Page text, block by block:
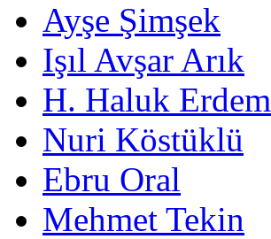
Ayşe Şimşek
Işıl Avşar Arık
H. Haluk Erdem
Nuri Köstüklü
Ebru Oral
Mehmet Tekin